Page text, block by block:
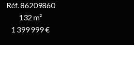
Réf. 86209860
132 m²
1 399 999 €